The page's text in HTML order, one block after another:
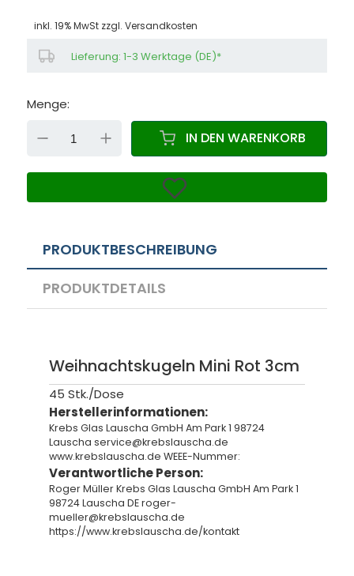
inkl. 19% MwSt zzgl. Versandkosten
Lieferung: 1-3 Werktage (DE)*
Menge:
DOWN IN DEN WARENKORB
PRODUKTBESCHREIBUNG
PRODUKTDETAILS
Weihnachtskugeln Mini Rot 3cm
45 Stk./Dose
Herstellerinformationen:
Krebs Glas Lauscha GmbH Am Park 1 98724
Lauscha service@krebslauscha.de
www.krebslauscha.de WEEE-Nummer:
Verantwortliche Person:
Roger Müller Krebs Glas Lauscha GmbH Am Park 1
98724 Lauscha DE roger-
mueller@krebslauscha.de
https://www.krebslauscha.de/kontakt